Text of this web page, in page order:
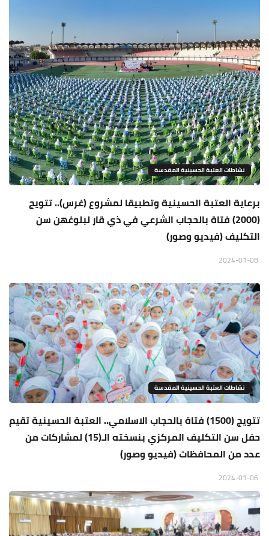
نشاطات العتبة الحسينية المقدسة
برعاية العتبة الحسينية وتطبيقا لمشروع (غرس).. تتويج
(2000) فتاة بالحجاب الشرعي في ذي قار لبلوغهن سن
التكليف (فيديو وصور)
نشاطات العتبة الحسينية المقدسة
تتويج (1500) فتاة بالحجاب الاسلامي.. العتبة الحسينية تقيم
حفل سن التكليف المركزي بنسخته الـ(15) لمشاركات من
عدد من المحافظات (فيديو وصور)